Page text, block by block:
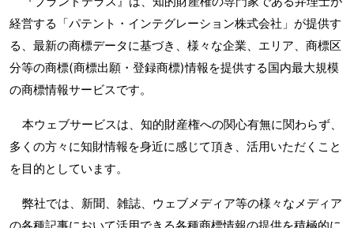
経営する「パテント・インテグレーション株式会社」が提供す
る、最新の商標データに基づき、様々な企業、エリア、商標区
分等の商標(商標出願・登録商標)情報を提供する国内最大規模
の商標情報サービスです。
本ウェブサービスは、知的財産権への関心有無に関わらず、
多くの方々に知財情報を身近に感じて頂き、活用いただくこと
を目的としています。
弊社では、新聞、雑誌、ウェブメディア等の様々なメディア
の各種記事において活用できる各種商標情報の提供を積極的に